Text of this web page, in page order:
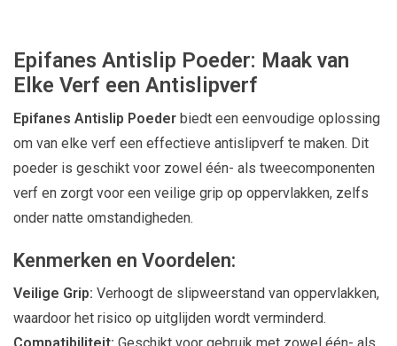
Epifanes Antislip Poeder: Maak van
Elke Verf een Antislipverf
Epifanes Antislip Poeder biedt een eenvoudige oplossing
om van elke verf een effectieve antislipverf te maken. Dit
poeder is geschikt voor zowel één- als tweecomponenten
verf en zorgt voor een veilige grip op oppervlakken, zelfs
onder natte omstandigheden.
Kenmerken en Voordelen:
Veilige Grip: Verhoogt de slipweerstand van oppervlakken,
waardoor het risico op uitglijden wordt verminderd.